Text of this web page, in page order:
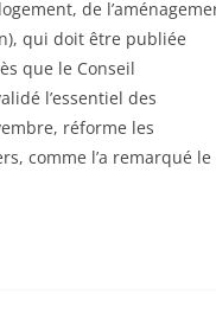
de
qui doit être publiée
que le Conseil
l’essentiel des
réforme les
comme l’a remarqué le